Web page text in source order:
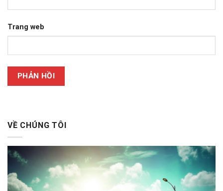
Trang web
VỀ CHÚNG TÔI